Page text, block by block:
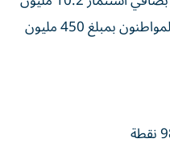
درهم محصلة شراء، وكذلك فعل المواطنون بمبلغ 450 مليون